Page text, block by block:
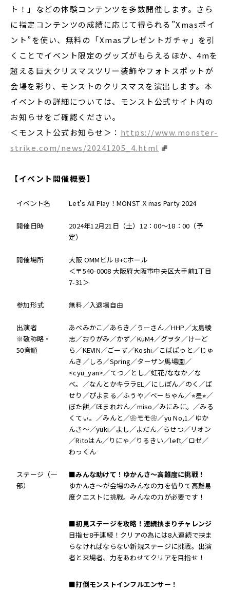
ト！」などの体験コンテンツを多数開催します。さら
に指定コンテンツの成績に応じて得られる”Xmasポイ
ント”を使い、無料の「Xmasプレゼントガチャ」を引
くことでイベント限定のグッズがもらえるほか、4mを
超える巨大クリスマスツリー装飾やフォトスポットが
会場を彩り、モンストのクリスマスを演出します。本
イベントの詳細については、モンスト公式サイト内の
お知らせをご確認ください。
＜モンスト公式お知らせ＞： https://www.monster-
strike.com/news/20241205_4.html
【イベント開催概要】
イベント名 Let’s All Play！MONST Ｘmas Party 2024
開催日時
2024年12月21日（土）12：00～18：00（予
定）
開催場所
大阪 OMMビル B+Cホール
＜〒540-0008 大阪府大阪市中央区大手前1丁目
7-31＞
参加形式 無料／入退場自由
出演者
※敬称略・
50音順
あべみかこ／あらき／うーさん／HHP／太島綾
志／おりがみ／かず／KuM4／グヲタ／けーど
ら／KEVIN／ごーず／Koshi／こばぱっと／じゅ
んき／しろ／Spring／ターザン馬場園／
<cyu_yan>／てつ／とし／虹花/ななか／な
べ。／なんとかキララEL／にしぽん／のく／ぱ
せり／ぴよまる／ふうや／べーちゃん／⭐︎星⭐︎／
ぼた餅／ほまれおん／miso／みにみに。／みる
くてぃ。／みんと／❀モモ❀／yu No,1／ゆか
んさ〜／yuki／よし／よだん／らせつ／リオン
／Ritoはん／りにゃ／りるきい／left／ロゼ／
わっくん
ステージ（一
部）
■みんな助けて！ゆかんさ〜高難度に挑戦！
ゆかんさ〜が会場のみんなの力を借りて高難易
度クエストに挑戦。みんなの力が必要です！
■初見ステージを攻略！連続挟まりチャレンジ
目指せ8手連続！クリアの為には8人連続で挟ま
らなければならない新規ステージに挑戦。出演
者と来場者、力をあわせてクリアを目指せ！
■打倒モンストインフルエンサー！